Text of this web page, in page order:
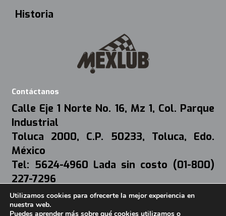
Historia
Contáctanos
Calle Eje 1 Norte No. 16, Mz 1, Col. Parque
Industrial
Toluca 2000, C.P. 50233, Toluca, Edo.
México
Tel: 5624-4960 Lada sin costo (01-800)
227-7296
Mail:webmaster@mexlub.com.mx
Aviso de Privacidad
Utilizamos cookies para ofrecerte la mejor experiencia en
nuestra web.
Puedes aprender más sobre qué cookies utilizamos o